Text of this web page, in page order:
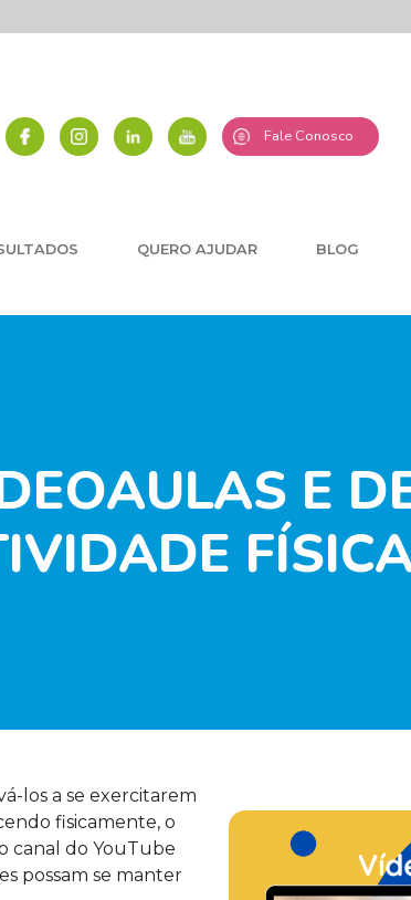
Fale Conosco
QUERO AJUDAR BLOG
E
los a se exercitarem
fisicamente, o
canal do YouTube
possam se manter